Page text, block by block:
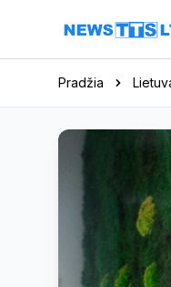
Pradžia